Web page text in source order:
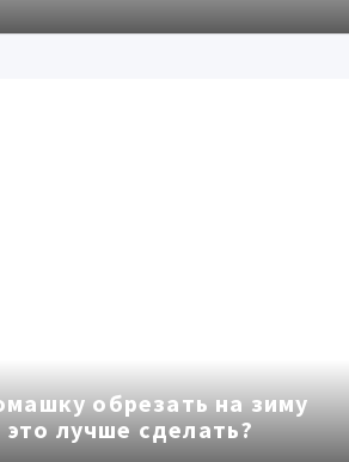
обрезать на зиму
это лучше сделать?